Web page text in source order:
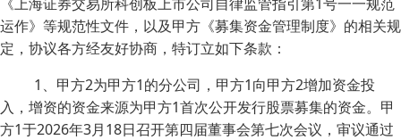
运作》等规范性文件，以及甲方《募集资金管理制度》的相关规
定，协议各方经友好协商，特订立如下条款：
1、甲方2为甲方1的分公司，甲方1向甲方2增加资金投
入，增资的资金来源为甲方1首次公开发行股票募集的资金。甲
方1于2026年3月18日召开第四届董事会第七次会议，审议通过